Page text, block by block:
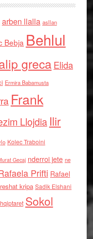
arben llalla asllan
Bebja Behlul
grecaElida
Ermira Babamusta
Frank
Llojdia Ilir
Kolec Traboini
Gecaj nderroi jete ne
Prifti Rafael
reshat kripa Sadik Elshani
Sokol